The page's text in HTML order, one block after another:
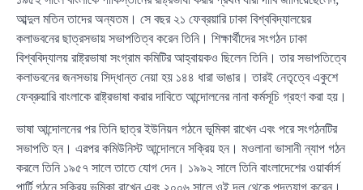
আব্দুল মতিন তাদের অন্যতম। সে বছর ২১ ফেব্রয়ারি ঢাকা বিশ্ববিদ্যালয়ের
কলাভবনের ছাত্রসভায় সভাপতিত্ব করেন তিনি। শিক্ষার্থীদের সংগঠন ঢাকা
বিশ্ববিদ্যালয় রাষ্ট্রভাষা সংগ্রাম কমিটির আহ্বায়কও ছিলেন তিনি। তার সভাপতিত্বে
কলাভবনের জনসভায় সিদ্ধান্ত নেয়া হয় ১৪৪ ধারা ভাঙার। তারই নেতৃত্বে একুশে
ফেব্রুয়ারি বাংলাকে রাষ্ট্রভাষা করার দাবিতে আন্দোলনের নানা কর্মসূচি গ্রহণ করা হয়।
ভাষা আন্দোলনের পর তিনি ছাত্র ইউনিয়ন গঠনে ভূমিকা রাখেন এবং পরে সংগঠনটির
সভাপতি হন। এরপর কমিউনিস্ট আন্দোলনে সক্রিয় হন। মওলানা ভাসানী ন্যাপ গঠন
করলে তিনি ১৯৫৭ সালে তাতে যোগ দেন। ১৯৯২ সালে তিনি বাংলাদেশের ওয়ার্কার্স
পার্টি গঠনে সক্রিয় ভূমিকা রাখেন এবং ২০০৬ সালে ওই দল থেকে পদত্যাগ করেন।